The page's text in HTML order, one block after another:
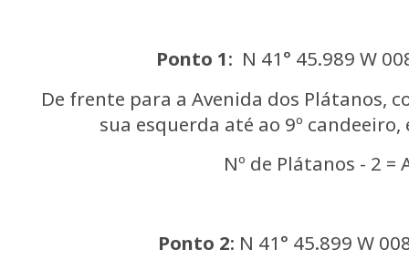
Ponto 1: N 41° 45.989 W
De frente para a Avenida dos Plátanos,
sua esquerda até ao 9º
Nº de Plátanos - 2 =
Ponto 2: N 41° 45.899 W